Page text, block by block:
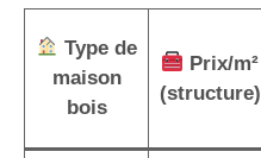
Type de
maison
bois
Prix/m²
(structure)